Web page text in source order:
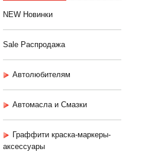
NEW Новинки
Sale Распродажа
Автолюбителям
Автомасла и Смазки
Граффити краска-маркеры-
аксессуары